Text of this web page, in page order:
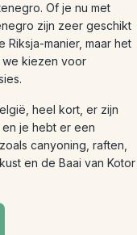
Of je nu met
zijn zeer geschikt
manier, maar het
we kiezen voor
heel kort, er zijn
je hebt er een
canyoning, raften,
en de Baai van Kotor